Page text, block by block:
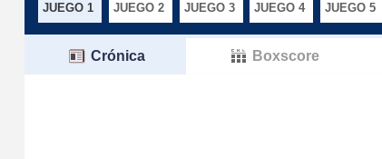
JUEGO 1
JUEGO 2
JUEGO 3
JUEGO 4
JUEGO 5
Crónica Boxscore